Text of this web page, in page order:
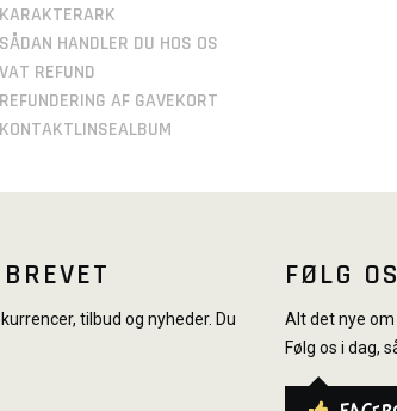
KARAKTERARK
SÅDAN HANDLER DU HOS OS
VAT REFUND
REFUNDERING AF GAVEKORT
KONTAKTLINSEALBUM
tilbud og nyheder. Du
FØLG
Alt det nye om
Følg os i dag,